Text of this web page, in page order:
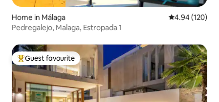
Home in Málaga 4.94 out of 5
4.94 (120)
Pedregalejo, Malaga, Estropada 1
Top guest favourite
Guest favourite